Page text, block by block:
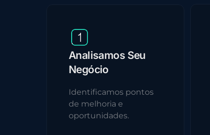
Analisamos Seu
Negócio
Identificamos pontos
de melhoria e
oportunidades.